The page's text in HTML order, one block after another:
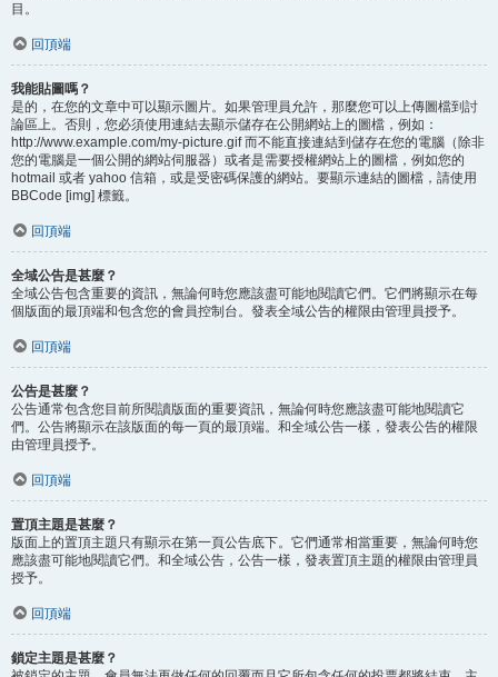
目。
回頂端
我能貼圖嗎？
是的，在您的文章中可以顯示圖片。如果管理員允許，那麼您可以上傳圖檔到討
論區上。否則，您必須使用連結去顯示儲存在公開網站上的圖檔，例如：
http://www.example.com/my-picture.gif 而不能直接連結到儲存在您的電腦（除非
您的電腦是一個公開的網站伺服器）或者是需要授權網站上的圖檔，例如您的
hotmail 或者 yahoo 信箱，或是受密碼保護的網站。要顯示連結的圖檔，請使用
BBCode [img] 標籤。
回頂端
全域公告是甚麼？
全域公告包含重要的資訊，無論何時您應該盡可能地閱讀它們。它們將顯示在每
個版面的最頂端和包含您的會員控制台。發表全域公告的權限由管理員授予。
回頂端
公告是甚麼？
公告通常包含您目前所閱讀版面的重要資訊，無論何時您應該盡可能地閱讀它
們。公告將顯示在該版面的每一頁的最頂端。和全域公告一樣，發表公告的權限
由管理員授予。
回頂端
置頂主題是甚麼？
版面上的置頂主題只有顯示在第一頁公告底下。它們通常相當重要，無論何時您
應該盡可能地閱讀它們。和全域公告，公告一樣，發表置頂主題的權限由管理員
授予。
回頂端
鎖定主題是甚麼？